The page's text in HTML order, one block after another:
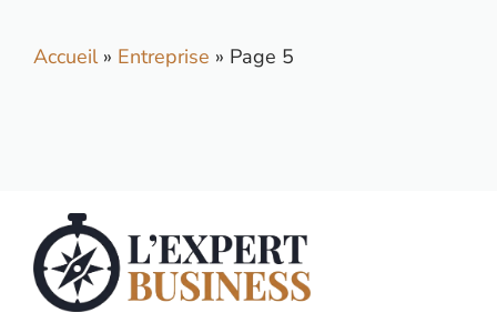
Accueil» Entreprise » Page 5